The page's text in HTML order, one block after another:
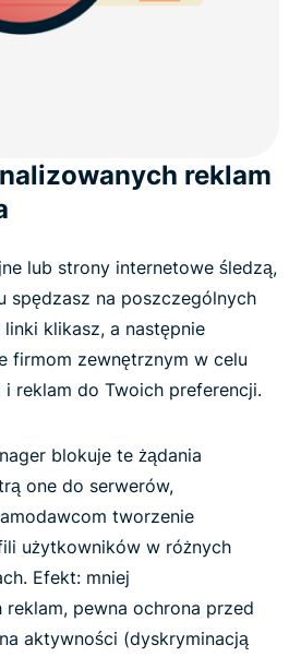
reklam
lub strony internetowe śledzą,
spędzasz na poszczególnych
klikasz, a następnie
firmom zewnętrznym w celu
reklam do Twoich preferencji.
blokuje te żądania
one do serwerów,
tworzenie
użytkowników w różnych
Efekt: mniej
reklam, pewna ochrona przed
aktywności (dyskryminacją